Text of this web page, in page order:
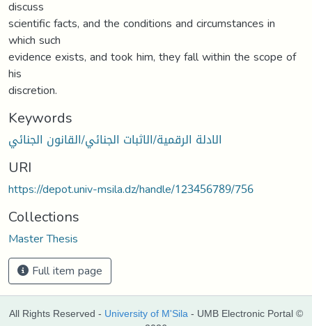
discuss
scientific facts, and the conditions and circumstances in
which such
evidence exists, and took him, they fall within the scope of
his
discretion.
Keywords
الادلة الرقمية/الاثبات الجنائي/القانون الجنائي
URI
https://depot.univ-msila.dz/handle/123456789/756
Collections
Master Thesis
Full item page
All Rights Reserved - University of M'Sila - UMB Electronic Portal ©